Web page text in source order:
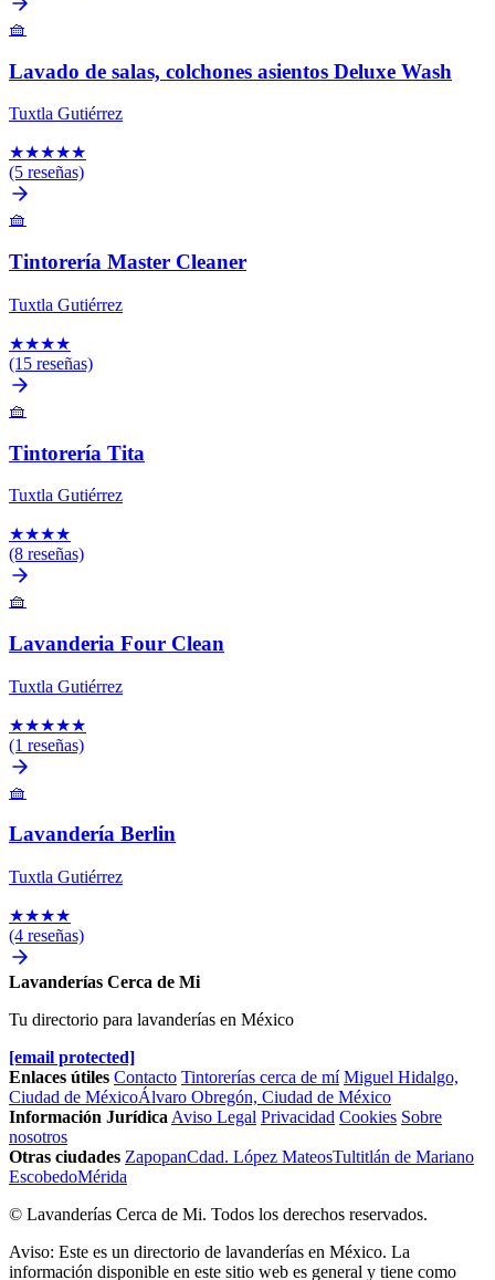
🧺
Lavado de salas, colchones asientos Deluxe Wash
Tuxtla Gutiérrez
★★★★★
(5 reseñas)
🧺
Tintorería Master Cleaner
Tuxtla Gutiérrez
★★★★
(15 reseñas)
🧺
Tintorería Tita
Tuxtla Gutiérrez
★★★★
(8 reseñas)
🧺
Lavanderia Four Clean
Tuxtla Gutiérrez
★★★★★
(1 reseñas)
🧺
Lavandería Berlin
Tuxtla Gutiérrez
★★★★
(4 reseñas)
Lavanderías Cerca de Mi
Tu directorio para lavanderías en México
[email protected]
Enlaces útiles Contacto Tintorerías cerca de mí Miguel Hidalgo,
Ciudad de MéxicoÁlvaro Obregón, Ciudad de México
Información Jurídica Aviso Legal Privacidad Cookies Sobre
nosotros
Otras ciudades ZapopanCdad. López MateosTultitlán de Mariano
EscobedoMérida
© Lavanderías Cerca de Mi. Todos los derechos reservados.
Aviso: Este es un directorio de lavanderías en México. La
información disponible en este sitio web es general y tiene como